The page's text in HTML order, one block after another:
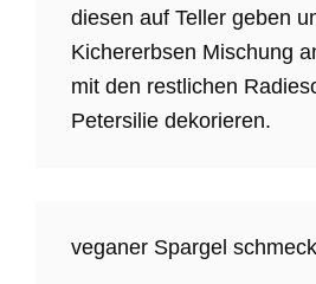
diesen auf Teller geben
Kichererbsen Mischung
mit den restlichen
Petersilie dekorieren.
veganer Spargel